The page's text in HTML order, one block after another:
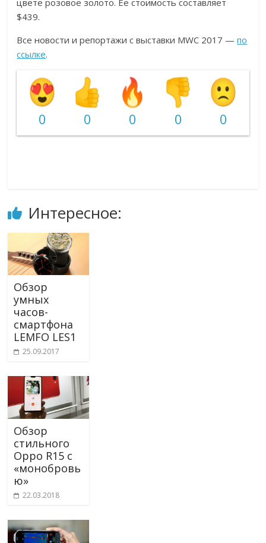
$439.
Все новости и репортажи с выставки MWC 2017 —по
ссылке.
0 0 0 0 0
Интересное:
Обзор
умных
часов-
смартфона
LEMFO LES1
25.09.2017
Обзор
стильного
Oppo R15 с
«монобровь
ю»
22.03.2018